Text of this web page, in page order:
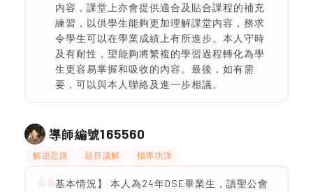
内容，課堂上亦會提供適合及貼合課程的補充
練習，以供學生能夠更加理解課堂内容，務求
令學生可以在學業成績上有所進步。本人守時
及有耐性，望能夠將繁複的學習過程轉化為學
生更容易掌握和吸收的內容。最後，如有需
要，可以與本人聯絡及進一步相議。
導師編號165560
解題思路 題目講解 指導功課
基本情況】 本人為24年DSE畢業生，讀聖公會